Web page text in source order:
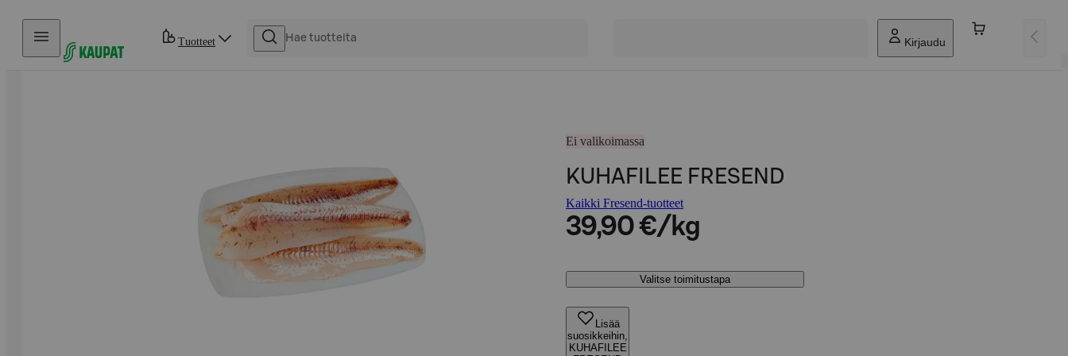
Hyppää sisältöön
Tuotteet Kirjaudu
Ei valikoimassa
KUHAFILEE FRESEND
Kaikki Fresend-tuotteet
39,90 €/kg
Valitse toimitustapa
Lisää
suosikkeihin,
KUHAFILEE